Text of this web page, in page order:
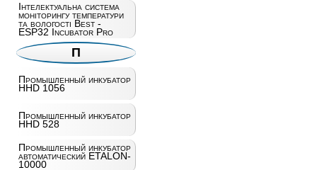
Інтелектуальна система
моніторингу температури
та вологості Best -
ESP32 Incubator Pro
П
Промышленный инкубатор
HHD 1056
Промышленный инкубатор
HHD 528
Промышленный инкубатор
автоматический ETALON-
10000